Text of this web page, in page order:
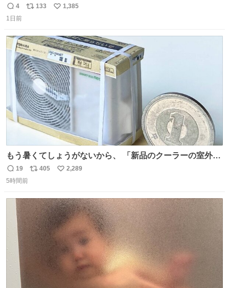
円で作れる知育時計作ってみた！ めっちゃ簡単！ ありがと
う先人！
返
信
4
リ
ト
数
133
い
数
1,385
1日前
もう暑くてしょうがないから、 「新品のクーラーの室外機
のミニチュア」 でも見ていってよ
返
信
19
リ
ト
数
405
い
数
2,289
5時間前